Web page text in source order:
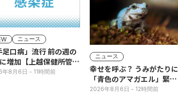
ニュース
口病」流行 前の週の
増加【上越保健所管
年8月6日 - 11時間前
ニュース
幸せを呼ぶ？ うみがたりに
「青色のアマガエル」緊急
展示
2026年8月6日 - 12時間前